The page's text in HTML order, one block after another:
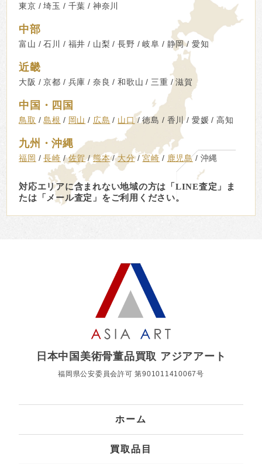
東京 埼玉 千葉 神奈川
中部
富山 石川 福井 山梨 長野 岐阜 静岡 愛知
近畿
大阪 京都 兵庫 奈良 和歌山 三重 滋賀
中国・四国
鳥取 島根 岡山 広島 山口 徳島 香川 愛媛 高知
九州・沖縄
福岡 長崎 佐賀 熊本 大分 宮崎 鹿児島 沖縄
対応エリアに含まれない地域の方は「LINE査定」ま
たは「メール査定」をご利用ください。
日本中国美術骨董品買取 アジアアート
福岡県公安委員会許可 第901011410067号
ホーム
買取品目